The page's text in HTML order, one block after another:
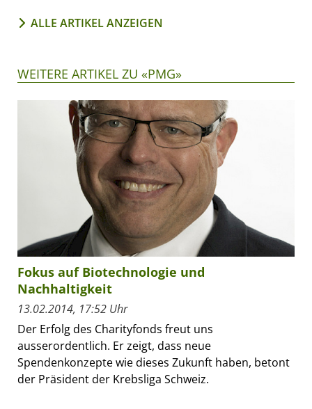
ALLE ARTIKEL ANZEIGEN
WEITERE ARTIKEL ZU «PMG»
Fokus auf Biotechnologie und
Nachhaltigkeit
13.02.2014, 17:52 Uhr
Der Erfolg des Charityfonds freut uns
ausserordentlich. Er zeigt, dass neue
Spendenkonzepte wie dieses Zukunft haben, betont
der Präsident der Krebsliga Schweiz.